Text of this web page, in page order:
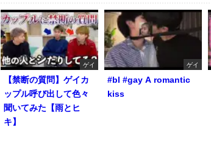
ゲイ
【禁断の質問】ゲイカ
ップル呼び出して色々
聞いてみた【雨とヒ
キ】
ゲイ
#bl #gay A romantic
kiss